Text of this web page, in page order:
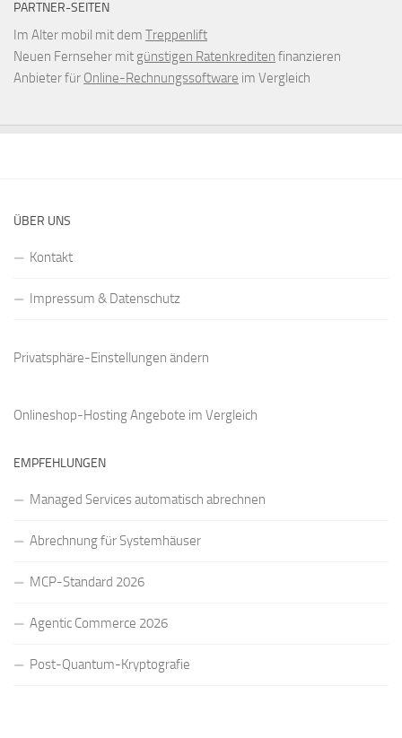
PARTNER-SEITEN
Im Alter mobil mit dem Treppenlift
Neuen Fernseher mit günstigen Ratenkrediten finanzieren
Anbieter für Online-Rechnungssoftware im Vergleich
ÜBER UNS
Kontakt
Impressum & Datenschutz
Privatsphäre-Einstellungen ändern
Onlineshop-Hosting Angebote im Vergleich
EMPFEHLUNGEN
Managed Services automatisch abrechnen
Abrechnung für Systemhäuser
MCP-Standard 2026
Agentic Commerce 2026
Post-Quantum-Kryptografie